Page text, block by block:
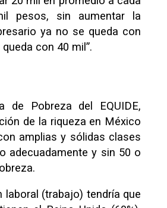
pesos, sin aumentar la
ya no se queda con
con 40 mil”.
de Pobreza del EQUIDE,
de la riqueza en México
amplias y sólidas clases
adecuadamente y sin 50 o
(trabajo) tendría que